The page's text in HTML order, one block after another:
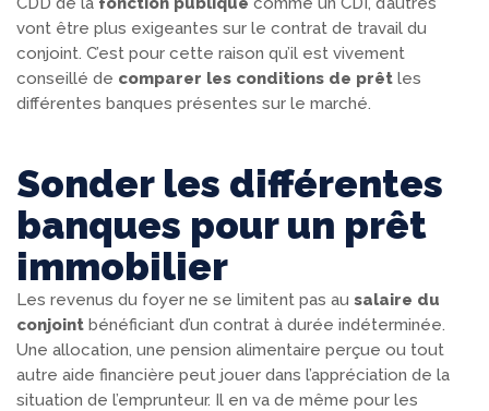
vont être plus exigeantes sur le contrat de travail du
conjoint. C’est pour cette raison qu’il est vivement
conseillé de comparer les conditions de prêt les
différentes banques présentes sur le marché.
Sonder les différentes
banques pour un prêt
immobilier
Les revenus du foyer ne se limitent pas au salaire du
conjoint bénéficiant d’un contrat à durée indéterminée.
Une allocation, une pension alimentaire perçue ou tout
autre aide financière peut jouer dans l’appréciation de la
situation de l’emprunteur. Il en va de même pour les